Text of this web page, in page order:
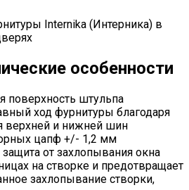
особенности
поверхность штульпа
ход фурнитуры благодаря
верхней и нижней шин
цапф +/- 1,2 мм
от захлопывания окна
на створке и предотвращает
захлопывание створки,